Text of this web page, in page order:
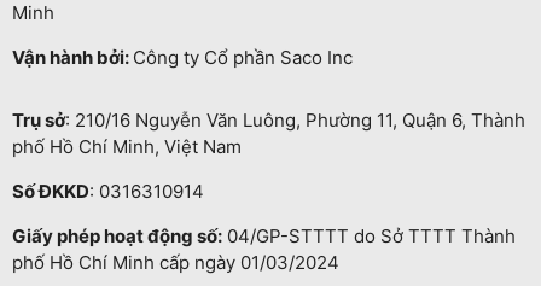
Minh
Vận hành bởi: Công ty Cổ phần Saco Inc
Trụ sở: 210/16 Nguyễn Văn Luông, Phường 11, Quận 6, Thành
phố Hồ Chí Minh, Việt Nam
Số ĐKKD: 0316310914
Giấy phép hoạt động số: 04/GP-STTTT do Sở TTTT Thành
phố Hồ Chí Minh cấp ngày 01/03/2024